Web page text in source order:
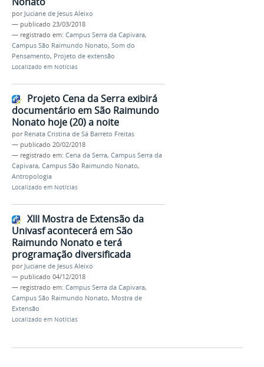
por Juciane de Jesus Aleixo
— publicado 23/03/2018
— registrado em: Campus Serra da Capivara,
Campus São Raimundo Nonato, Som do
Pensamento, Projeto de extensão
Localizado em Notícias
Projeto Cena da Serra exibirá
documentário em São Raimundo
Nonato hoje (20) a noite
por Renata Cristina de Sá Barreto Freitas
— publicado 20/02/2018
— registrado em: Cena da Serra, Campus Serra da
Capivara, Campus São Raimundo Nonato,
Antropologia
Localizado em Notícias
XIII Mostra de Extensão da
Univasf acontecerá em São
Raimundo Nonato e terá
programação diversificada
por Juciane de Jesus Aleixo
— publicado 04/12/2018
— registrado em: Campus Serra da Capivara,
Campus São Raimundo Nonato, Mostra de
Extensão
Localizado em Notícias